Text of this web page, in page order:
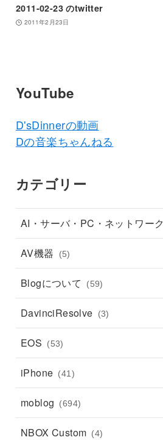
2011-02-23 のtwitter
2011年2月23日
YouTube
D'sDinnerの動画
Dの音楽ちゃんねる
カテゴリー
AI・サーバ・PC・ネットワーク
AV機器 (5)
Blogについて (59)
DavinciResolve (3)
EOS (53)
iPhone (41)
moblog (694)
NBOX Custom (4)